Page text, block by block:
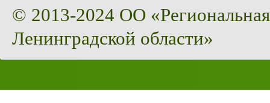
© 2013-2024 ОО
Ленинградской области»